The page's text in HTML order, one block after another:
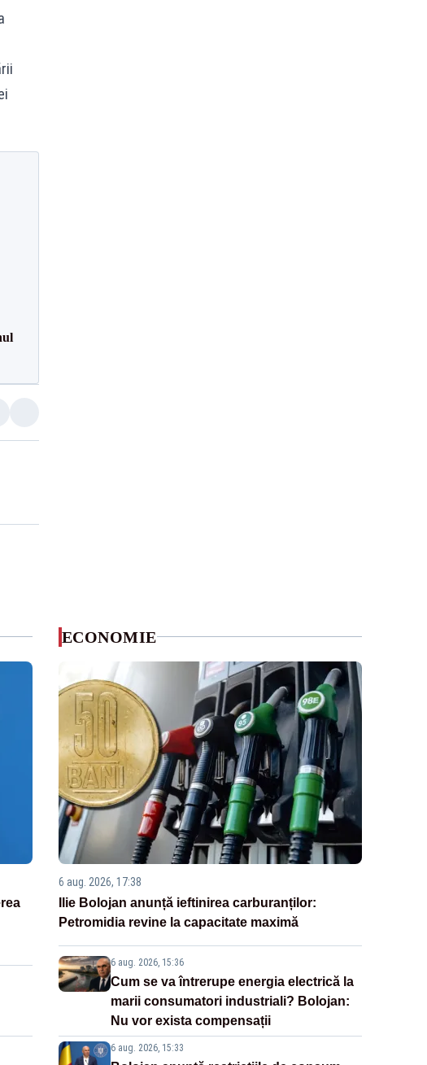
ECONOMIE
6 aug. 2026, 17:38
Ilie Bolojan anunță ieftinirea carburanților:
Petromidia revine la capacitate maximă
6 aug. 2026, 15:36
Cum se va întrerupe energia electrică la
marii consumatori industriali? Bolojan:
Nu vor exista compensații
6 aug. 2026, 15:33